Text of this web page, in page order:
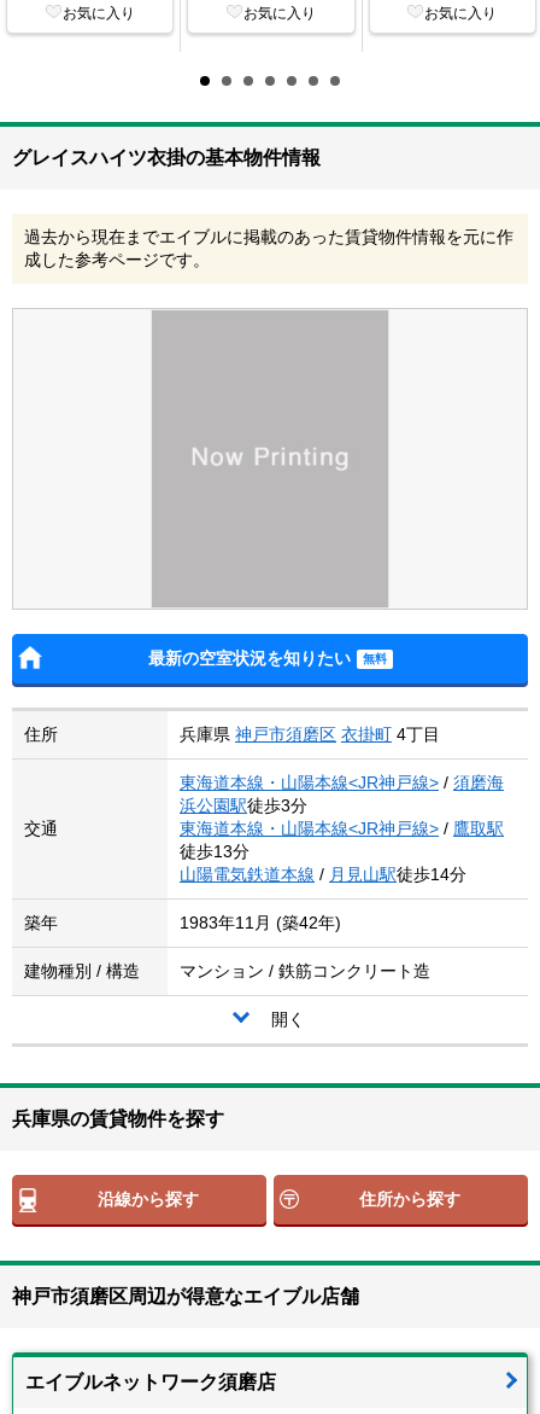
お気に入り お気に入り お気に入り
グレイスハイツ衣掛の基本物件情報
過去から現在までエイブルに掲載のあった賃貸物件情報を元に作
成した参考ページです。
最新の空室状況を知りたい
住所 兵庫県 神戸市須磨区 衣掛町 4丁目
交通
東海道本線・山陽本線<JR神戸線> / 須磨海
浜公園駅徒歩3分
東海道本線・山陽本線<JR神戸線> / 鷹取駅
徒歩13分
山陽電気鉄道本線 / 月見山駅徒歩14分
築年 1983年11月 (築42年)
建物種別 / 構造 マンション / 鉄筋コンクリート造
開く
兵庫県の賃貸物件を探す
沿線から探す 住所から探す
神戸市須磨区周辺が得意なエイブル店舗
エイブルネットワーク須磨店